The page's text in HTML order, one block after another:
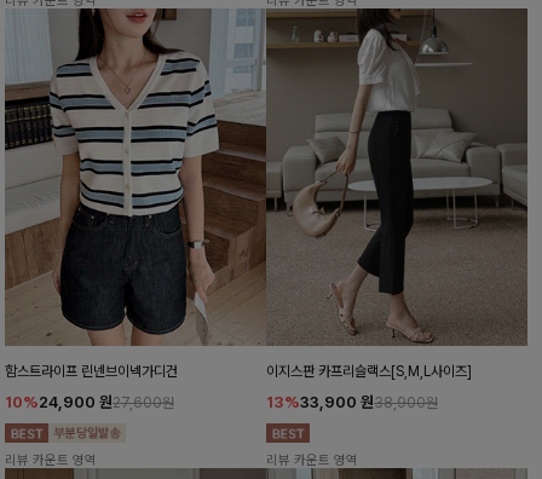
함스트라이프 린넨브이넥가디건
10%24,900 원27,600원
리뷰 카운트 영역
이지스판 카프리슬랙스[S,M,L사이즈]
13%33,900 원38,900원
리뷰 카운트 영역